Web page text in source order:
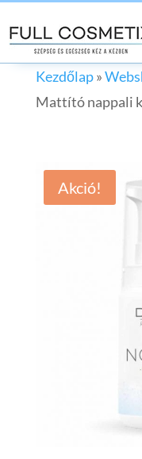
Kezdőlap»
Mattító nappali
Akció!